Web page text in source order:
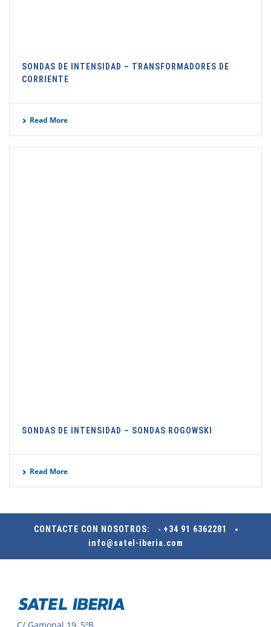
SONDAS DE INTENSIDAD – TRANSFORMADORES DE
CORRIENTE
Read More
SONDAS DE INTENSIDAD – SONDAS ROGOWSKI
Read More
CONTACTE CON NOSOTROS:
+34 91 6362281
info@satel-iberia.com